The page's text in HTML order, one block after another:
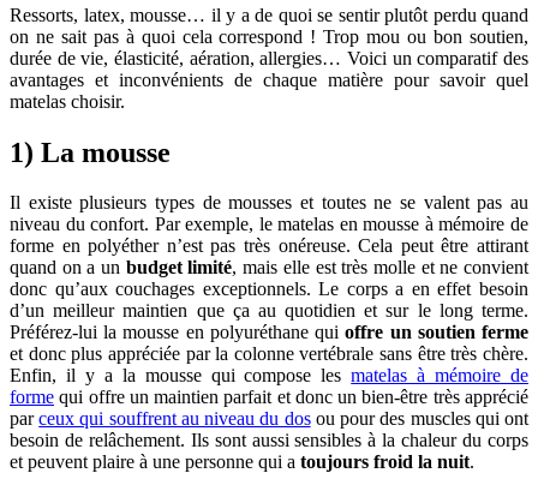
Ressorts, latex, mousse… il y a de quoi se sentir plutôt perdu quand
on ne sait pas à quoi cela correspond ! Trop mou ou bon soutien,
durée de vie, élasticité, aération, allergies… Voici un comparatif des
avantages et inconvénients de chaque matière pour savoir quel
matelas choisir.
1) La mousse
Il existe plusieurs types de mousses et toutes ne se valent pas au
niveau du confort. Par exemple, le matelas en mousse à mémoire de
forme en polyéther n’est pas très onéreuse. Cela peut être attirant
quand on a un budget limité, mais elle est très molle et ne convient
donc qu’aux couchages exceptionnels. Le corps a en effet besoin
d’un meilleur maintien que ça au quotidien et sur le long terme.
Préférez-lui la mousse en polyuréthane quioffre un soutien ferme
et donc plus appréciée par la colonne vertébrale sans être très chère.
Enfin, il y a la mousse qui compose lesmatelas à mémoire de
forme qui offre un maintien parfait et donc un bien-être très apprécié
parceux qui souffrent au niveau du dosou pour des muscles qui ont
besoin de relâchement. Ils sont aussi sensibles à la chaleur du corps
et peuvent plaire à une personne qui a toujours froid la nuit.